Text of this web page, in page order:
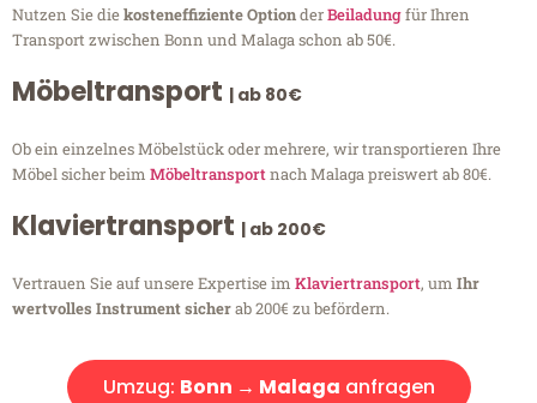
Nutzen Sie diekosteneffiziente OptionderBeiladungfür Ihren
Transport zwischen Bonn und Malaga schon ab 50€.
Möbeltransport | ab 80€
Ob ein einzelnes Möbelstück oder mehrere, wir transportieren Ihre
Möbel sicher beim Möbeltransportnach Malaga preiswert ab 80€.
Klaviertransport | ab 200€
Vertrauen Sie auf unsere Expertise im Klaviertransport, um Ihr
wertvolles Instrument sicherab 200€ zu befördern.
Umzug: Bonn → Malaga anfragen